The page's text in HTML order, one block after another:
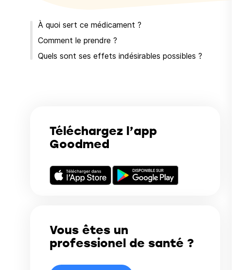
À quoi sert ce médicament ?
Comment le prendre ?
Quels sont ses effets indésirables possibles ?
Téléchargez l’app
Goodmed
Vous êtes un
professionel de santé ?